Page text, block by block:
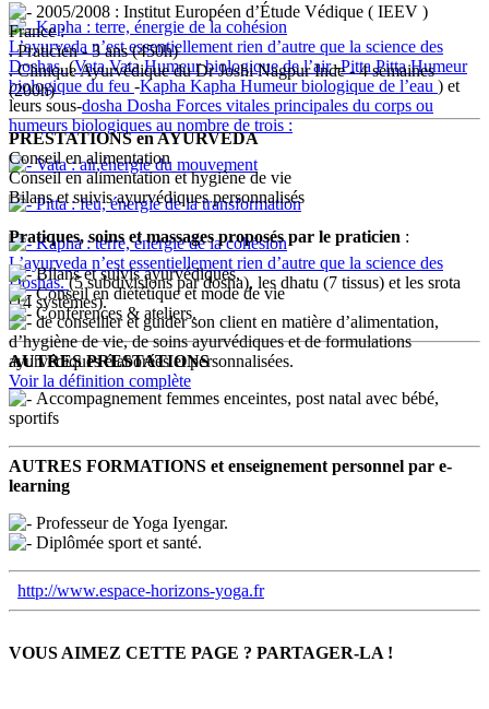
Kapha : terre, énergie de la cohésion
L’ayurveda n’est essentiellement rien d’autre que la science des
Doshas. (Vata Vata Humeur biologique de l’air -Pitta Pitta Humeur
biologique du feu -Kapha Kapha Humeur biologique de l’eau ) et
leurs sous-dosha Dosha Forces vitales principales du corps ou
humeurs biologiques au nombre de trois :
Vata : air,énergie du mouvement
Pitta : feu, énergie de la transformation
Kapha : terre, énergie de la cohésion
L’ayurveda n’est essentiellement rien d’autre que la science des
Doshas. (5 subdivisions par dosha), les dhatu (7 tissus) et les srota
(14 systèmes).
de conseiller et guider son client en matière d’alimentation,
d’hygiène de vie, de soins ayurvédiques et de formulations
ayurvédiques élaborées et personnalisées.
Voir la définition complète
2005/2008 : Institut Européen d’Étude Védique ( IEEV )
France :
. Praticien - 3 ans (450h)
. Clinique Ayurvédique du Dr Joshi Nagpur Inde - 4 semaines
(200h)
PRESTATIONS en AYURVEDA
Conseil en alimentation
Conseil en alimentation et hygiène de vie
Bilans et suivis ayurvédiques personnalisés
Pratiques, soins et massages proposés par le praticien :
Bilans et suivis ayurvédiques,
Conseil en diététique et mode de vie
Conférences & ateliers.
AUTRES PRESTATIONS
Accompagnement femmes enceintes, post natal avec bébé,
sportifs
AUTRES FORMATIONS et enseignement personnel par e-
learning
Professeur de Yoga Iyengar.
Diplômée sport et santé.
http://www.espace-horizons-yoga.fr
VOUS AIMEZ CETTE PAGE ? PARTAGER-LA !